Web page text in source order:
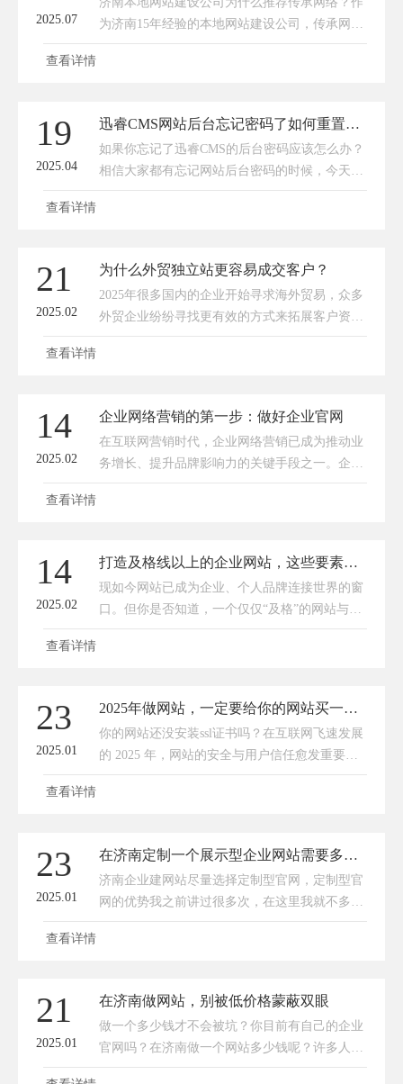
网络公司，那到底选哪家才合适呢？一般最上面
的是百度竞价推广的广告位，也就是在百度上
2025.07
为济南15年经验的本地网站建设公司，传承网络
一直受到新老客户的青睐，今天就讲讲传承网络
师组成。能保障网站系统的安全性、可靠性和稳
定性，同时专业美工可设计出大气、简洁，利于
网络营销及公司品牌形象宣传的网站。团队经验
查看详情
19
2025.04
迅睿CMS网站后台忘记密码了如何重置密码？
如果你忘记了迅睿CMS的后台密码应该怎么办？
相信大家都有忘记网站后台密码的时候，今天传
承网络就给大家分享一下迅睿CMS网站后台密码
dr_member，找到admin账号记录3、将password
值改为：9042140ea7f20dd410a546abf8
查看详情
21
2025.02
为什么外贸独立站更容易成交客户？
2025年很多国内的企业开始寻求海外贸易，众多
外贸企业纷纷寻找更有效的方式来拓展客户资
源、提高成交率。而外贸独立站，正逐渐成为众
势呢？下面传承网络为你详细剖析其中的关键要
点。一、打造专属品牌形象在外贸领域，品牌是
企业的灵魂。独立站给予企业充分的自主权，能
查看详情
14
2025.02
企业网络营销的第一步：做好企业官网
在互联网营销时代，企业网络营销已成为推动业
务增长、提升品牌影响力的关键手段之一。企业
官网作为信息展示与交互的核心平台，扮演着无
重要性，特别是其作为流量最终落地页的关键作
用。1. 品牌形象的塑造窗口企业官网是公众接触
和了解企业的第一站，它直接反映了企业的品牌
查看详情
14
2025.02
打造及格线以上的企业网站，这些要素你get了吗？
现如今网站已成为企业、个人品牌连接世界的窗
口。但你是否知道，一个仅仅“及格”的网站与脱
颖而出的网站之间，隔着哪些关键要素？今天，
及格的网站必须做到加载速度快如闪电⚡，导航
清晰不迷路🗺️，页面设计简洁而不失美感🎨。
别忘了，响应式设计是关键，确保在各种设备上
查看详情
23
2025.01
2025年做网站，一定要给你的网站买一个ssl安全证书
你的网站还没安装ssl证书吗？在互联网飞速发展
的 2025 年，网站的安全与用户信任愈发重要。
当你着手搭建网站时，有一个关键要点绝不能忽
SSL 证书的核心功能是加密数据传输。在用户与
网站交互过程中，无论是登录信息、支付数据还
是其他隐私内容，都可能在网络中传输
查看详情
23
2025.01
在济南定制一个展示型企业网站需要多少钱？
济南企业建网站尽量选择定制型官网，定制型官
网的优势我之前讲过很多次，在这里我就不多讲
了。那在济南定制一个企业官网大约多少钱呢？
产品展示、联系方式等页面，功能简单，价格相
对较低，一般在 3000 元 - 5000 元左右。若需添
加如在线客服、留言表单、搜索功能等交互功
查看详情
21
2025.01
在济南做网站，别被低价格蒙蔽双眼
做一个多少钱才不会被坑？你目前有自己的企业
官网吗？在济南做一个网站多少钱呢？许多人往
往会被低价所吸引，却忽略了背后可能隐藏的问